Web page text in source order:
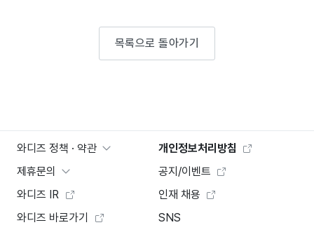
목록으로 돌아가기
와디즈 정책 · 약관
개인정보처리방침
제휴문의
공지/이벤트
와디즈 IR
인재 채용
와디즈 바로가기
SNS